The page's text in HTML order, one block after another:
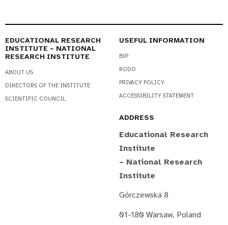
EDUCATIONAL RESEARCH
INSTITUTE – NATIONAL
RESEARCH INSTITUTE
ABOUT US
DIRECTORS OF THE INSTITUTE
SCIENTIFIC COUNCIL
USEFUL INFORMATION
BIP
RODO
PRIVACY POLICY
ACCESSIBILITY STATEMENT
ADDRESS
Educational Research
Institute
– National Research
Institute
Górczewska 8
01-180 Warsaw, Poland